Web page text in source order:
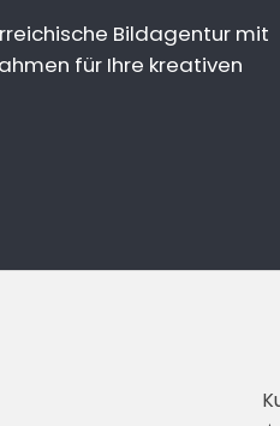
Bildagentur mit
für Ihre kreativen